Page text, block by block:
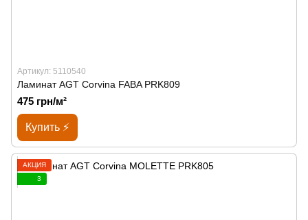
Артикул: 5110540
Ламинат AGT Corvina FABA PRK809
475 грн/м²
Купить ⚡
АКЦИЯ
3